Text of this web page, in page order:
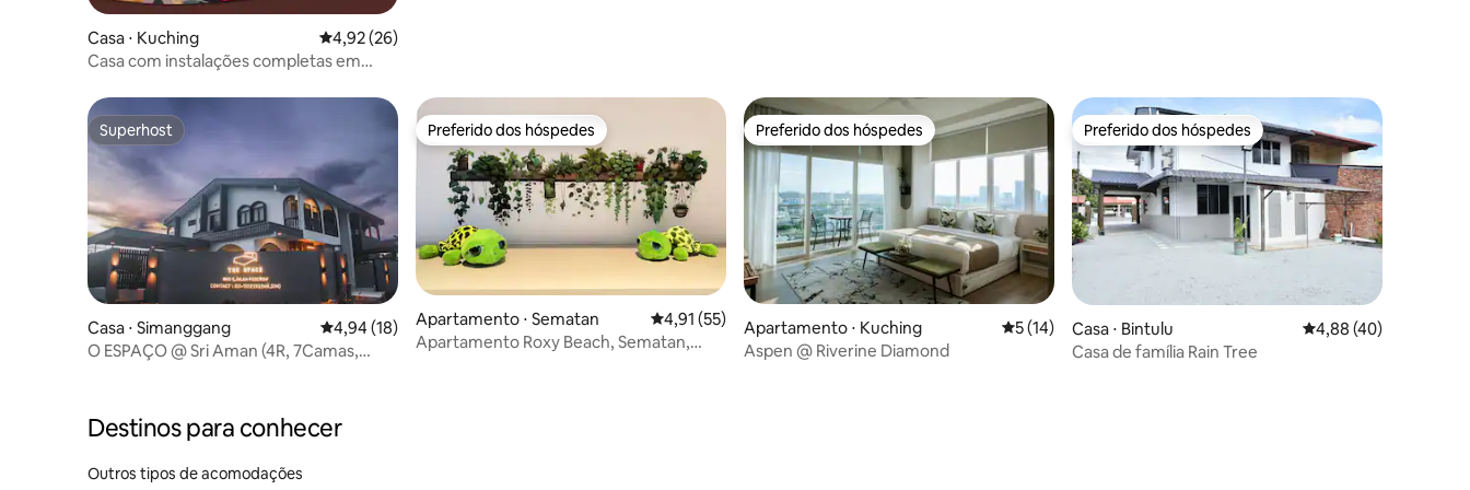
Casa ⋅ Kuching 4,92 de uma avaliação média de 5, 26 avaliações
4,92 (26)
Casa com instalações completas em
Superhost
Superhost
Casa ⋅ Simanggang 4,94 de uma avaliação média de 5, 18 avaliações
4,94 (18)
O ESPAÇO @ Sri Aman (4R, 7Camas,
Preferido dos hóspedes
Preferido dos hóspedes
Apartamento ⋅ Sematan 4,91 de uma avaliação média de 5, 55 avaliações
4,91 (55)
Apartamento Roxy Beach, Sematan,
Preferido dos hóspedes
Preferido dos hóspedes
Apartamento ⋅ Kuching 5 de uma avaliação média de 5, 14 avaliações
5 (14)
Aspen @ Riverine Diamond
Preferido dos hóspedes
Preferido dos hóspedes
Casa ⋅ Bintulu 4,88 de uma
4,88 (40)
Casa de família Rain Tree
Destinos para conhecer
Outros tipos de acomodações